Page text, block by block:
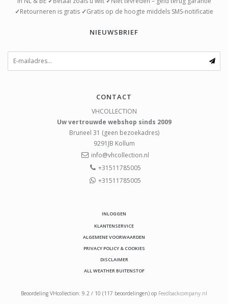
✓Retourneren is gratis ✓Gratis op de hoogte middels SMS-notificatie
NIEUWSBRIEF
CONTACT
VHCOLLECTION
Uw vertrouwde webshop sinds 2009
Bruneel 31 (geen bezoekadres)
9291JB Kollum
info@vhcollection.nl
+31511785005
+31511785005
INLOGGEN
KLANTENSERVICE
ALGEMENE VOORWAARDEN
PRIVACY POLICY & COOKIES
DISCLAIMER
ALL WEATHER BUITENSTOF
Beoordeling VHcollection: 9.2 / 10 (117 beoordelingen) op Feedbackcompany.nl